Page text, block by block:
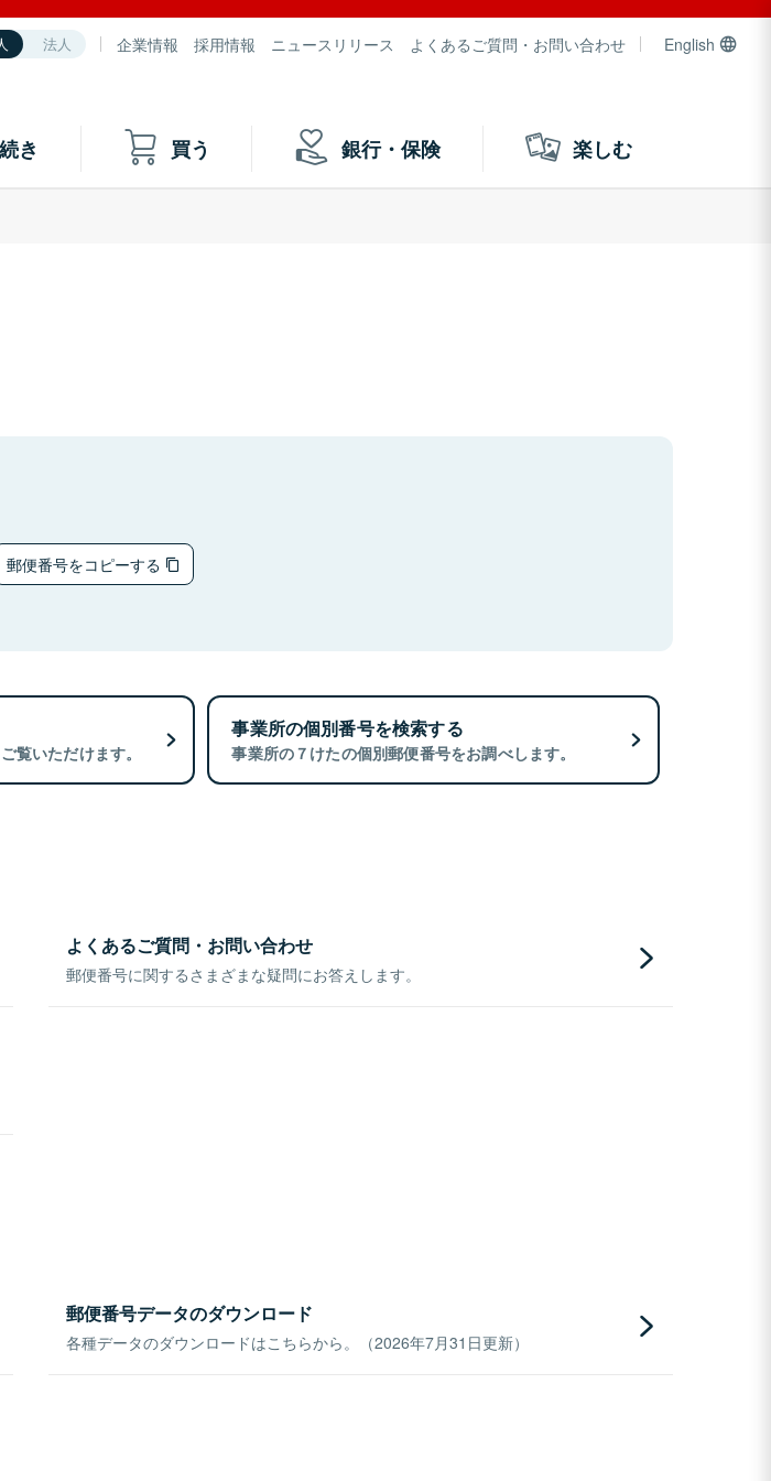
法人 企業情報 採用情報 ニュースリリース よくあるご質問・お問い合わせ English
き 買う 銀行・保険 楽しむ
郵便番号をコピーする
覧いただけます。
事業所の個別番号を検索する
事業所の７けたの個別郵便番号をお調べします。
よくあるご質問・お問い合わせ
郵便番号に関するさまざまな疑問にお答えします。
郵便番号データのダウンロード
各種データのダウンロードはこちらから。（2026年7月31日更新）